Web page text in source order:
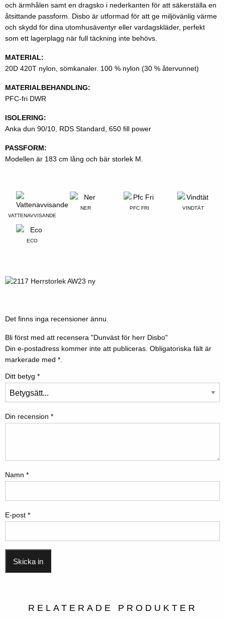
och ärmhålen samt en dragsko i nederkanten för att säkerställa en
åtsittande passform. Disbo är utformad för att ge miljövänlig värme
och skydd för dina utomhusäventyr eller vardagskläder, perfekt
som ett lagerplagg när full täckning inte behövs.
MATERIAL:
20D 420T nylon, sömkanaler. 100 % nylon (30 % återvunnet)
MATERIALBEHANDLING:
PFC-fri DWR
ISOLERING:
Anka dun 90/10, RDS Standard, 650 fill power
PASSFORM:
Modellen är 183 cm lång och bär storlek M.
VATTENAVVISANDE
NER PFC FRI VINDTÄT
ECO
Det finns inga recensioner ännu.
Bli först med att recensera "Dunväst för herr Disbo"
Din e-postadress kommer inte att publiceras. Obligatoriska fält är
markerade med *.
Ditt betyg *
Din recension *
Namn *
E-post *
RELATERADE PRODUKTER